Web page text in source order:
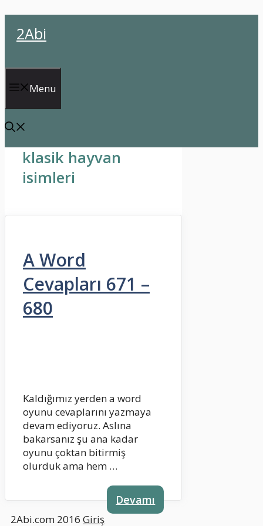
atla2Abi
Menu
klasik hayvan
isimleri
A Word
Cevapları 671 –
680
Kaldığımız yerden a word
oyunu cevaplarını yazmaya
devam ediyoruz. Aslına
bakarsanız şu ana kadar
oyunu çoktan bitirmiş
olurduk ama hem …
Devamı
2Abi.com 2016 Giriş